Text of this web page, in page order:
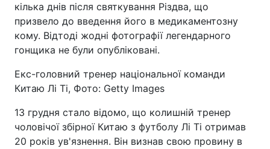
кілька днів після святкування Різдва, що
призвело до введення його в медикаментозну
кому. Відтоді жодні фотографії легендарного
гонщика не були опубліковані.
Екс-головний тренер національної команди
Китаю Лі Ті, Фото: Getty Images
13 грудня стало відомо, що колишній тренер
чоловічої збірної Китаю з футболу Лі Ті отримав
20 років ув'язнення. Він визнав свою провину в